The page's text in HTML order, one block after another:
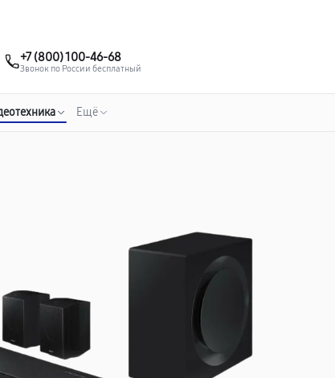
+7 (800) 100-46-68
Звонок по России бесплатный
Ещё